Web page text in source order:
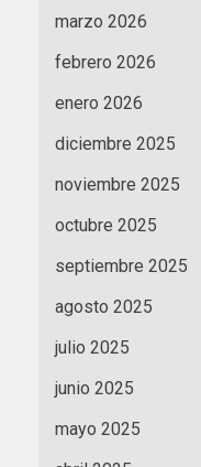
marzo 2026
febrero 2026
enero 2026
diciembre 2025
noviembre 2025
octubre 2025
septiembre 2025
agosto 2025
julio 2025
junio 2025
mayo 2025